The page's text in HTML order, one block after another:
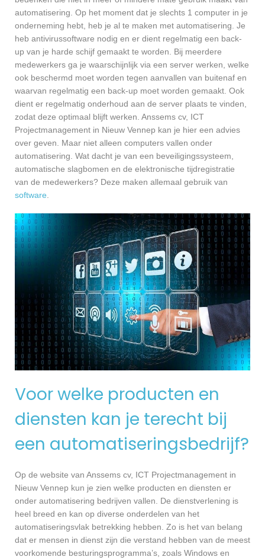
automatisering. Op het moment dat je slechts 1 computer in je
onderneming hebt, heb je al te maken met automatisering. Je
heb antivirussoftware nodig en er dient regelmatig een back-
up van je harde schijf gemaakt te worden. Bij meerdere
medewerkers ga je waarschijnlijk via een server werken, welke
ook beschermd moet worden tegen aanvallen van buitenaf en
waarvan regelmatig een back-up moet worden gemaakt. Ook
dient er regelmatig onderhoud aan de server plaats te vinden,
zodat deze optimaal blijft werken. Anssems cv, ICT
Projectmanagement in Nieuw Vennep kan je hier een advies
over geven. Maar niet alleen computers vallen onder
automatisering. Wat dacht je van een beveiligingssysteem,
automatische slagbomen en de elektronische tijdregistratie
van de medewerkers? Deze maken allemaal gebruik van
software.
Voor welke producten en
diensten kan je terecht bij
een automatiseringsbedrijf?
Op de website van Anssems cv, ICT Projectmanagement in
Nieuw Vennep kun je zien welke producten en diensten er
onder automatisering bedrijven vallen. De dienstverlening is
heel breed en kan op diverse onderdelen van het
automatiseringsvlak betrekking hebben. Zo is het van belang
dat er mensen in dienst zijn die verstand hebben van de meest
voorkomende besturingsprogramma’s, zoals Windows en